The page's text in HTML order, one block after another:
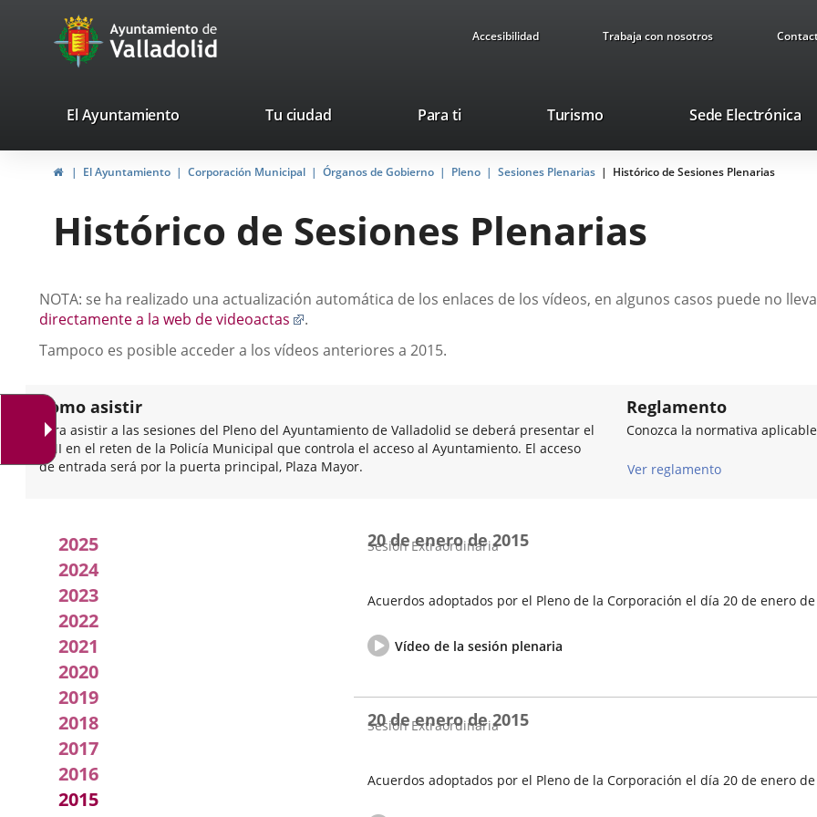
Portal
Web
Ayuntamiento
de
Accesibilidad Trabaja con nosotros
valladolid.es
El Ayuntamiento Tu ciudad Para ti TurismoEste
se
abrirá
una
ventana
Sede Electrónica
InicioEl Ayuntamiento Corporación Municipal Órganos de Gobierno Pleno Sesiones Plenarias Histórico de Sesiones Plenarias
Histórico de Sesiones Plenarias
Descripción
NOTA: se ha realizado una actualización automática de los enlaces de los vídeos, en algunos casos puede no
directamente a la web de videoactas
Enlace
una
.
Tampoco es posible acceder a los vídeos anteriores a 2015.
Como asistir
Para asistir a las sesiones del Pleno del Ayuntamiento de Valladolid se deberá presentar el
DNI en el reten de la Policía Municipal que controla el acceso al Ayuntamiento. El acceso
de entrada será por la puerta principal, Plaza Mayor.
Reglamento
Conozca la normativa
Ver reglamento
Acuerdos
adoptados
por
el
pleno
2025
2024
2023
2022
2021
2020
2019
2018
2017
2016
2015
Acuerdos adoptados por el Pleno de la Corporación el día 20 de enero de
Sesión Extraordinaria
de
la
20 de enero de 2015
del
pleno
Vídeo de la sesión plenariaEnlace
aplicación
Acuerdos adoptados por el Pleno de la Corporación el día 20 de enero de
Sesión Extraordinaria
20 de enero de 2015